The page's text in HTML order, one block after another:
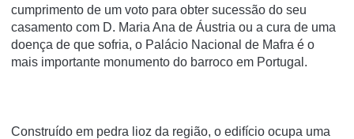
cumprimento de um voto para obter sucessão do seu
casamento com D. Maria Ana de Áustria ou a cura de uma
doença de que sofria, o Palácio Nacional de Mafra é o
mais importante monumento do barroco em Portugal.
Construído em pedra lioz da região, o edifício ocupa uma